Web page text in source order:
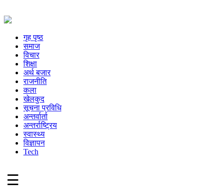
गृह पृष्ठ
समाज
विचार
शिक्षा
अर्थ बजार
राजनीति
कला
खेलकुद
सूचना प्रविधि
अन्तर्वार्ता
अन्तर्राष्ट्रिय
स्वास्थ्य
विज्ञापन
Tech
☰